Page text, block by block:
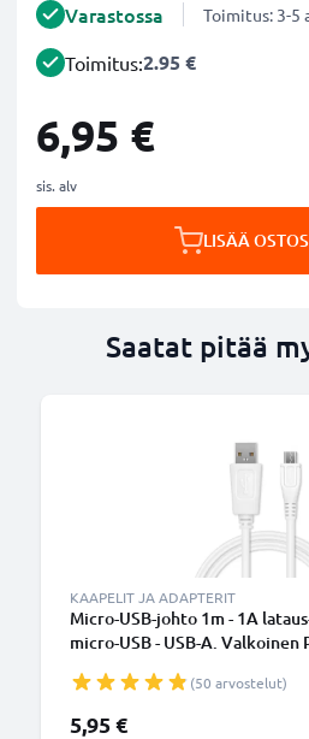
Varastossa Toimitus: 3-5
Toimitus:2.95 €
6,95 €
sis. alv
LISÄÄ
Saatat pitää
KAAPELIT JA ADAPTERIT
Micro-USB-johto 1m - 1A
micro-USB - USB-A. Valkoinen
(50 arvostelut)
5,95 €